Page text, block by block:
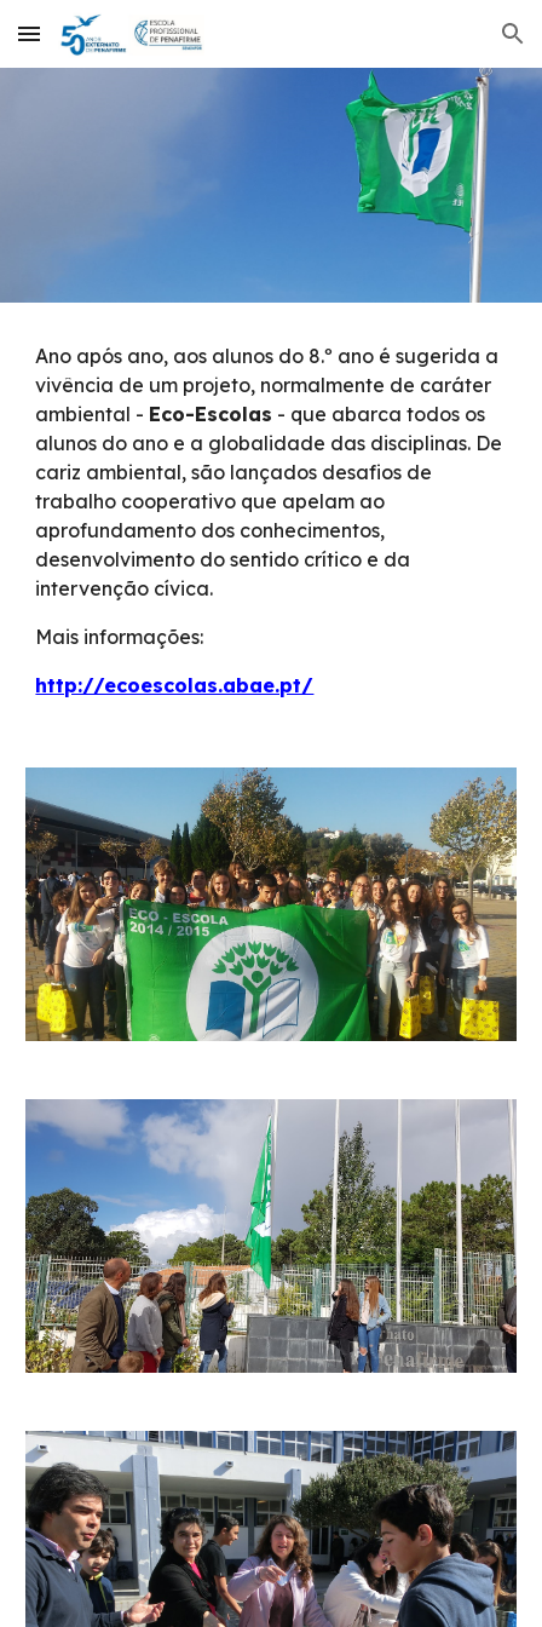
Skip to main content Skip to navigation
Ano após ano, aos alunos do 8.º ano é sugerida a
vivência de um projeto, normalmente de caráter
ambiental - Eco-Escolas - que abarca todos os
alunos do ano e a globalidade das disciplinas. De
cariz ambiental, são lançados desafios de
trabalho cooperativo que apelam ao
aprofundamento dos conhecimentos,
desenvolvimento do sentido crítico e da
intervenção cívica.
Mais informações:
http://ecoescolas.abae.pt/